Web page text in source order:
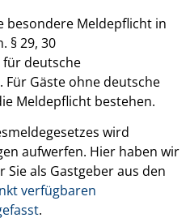
besondere Meldepflicht in
§ 29, 30
für deutsche
Gäste ohne deutsche
Meldepflicht bestehen.
wird
aufwerfen. Hier haben wir
als Gastgeber aus den
verfügbaren
.